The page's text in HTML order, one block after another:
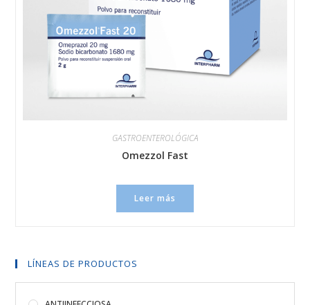
GASTROENTEROLÓGICA
Omezzol Fast
Leer más
LÍNEAS DE PRODUCTOS